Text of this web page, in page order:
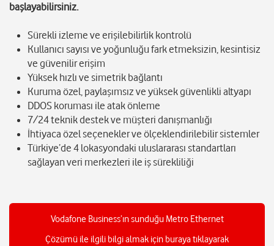
başlayabilirsiniz.
Sürekli izleme ve erişilebilirlik kontrolü
Kullanıcı sayısı ve yoğunluğu fark etmeksizin, kesintisiz
ve güvenilir erişim
Yüksek hızlı ve simetrik bağlantı
Kuruma özel, paylaşımsız ve yüksek güvenlikli altyapı
DDOS koruması ile atak önleme
7/24 teknik destek ve müşteri danışmanlığı
İhtiyaca özel seçenekler ve ölçeklendirilebilir sistemler
Türkiye’de 4 lokasyondaki uluslararası standartları
sağlayan veri merkezleri ile iş sürekliliği
Vodafone Business’ın sunduğu Metro Ethernet
Çözümü ile ilgili bilgi almak için buraya tıklayarak